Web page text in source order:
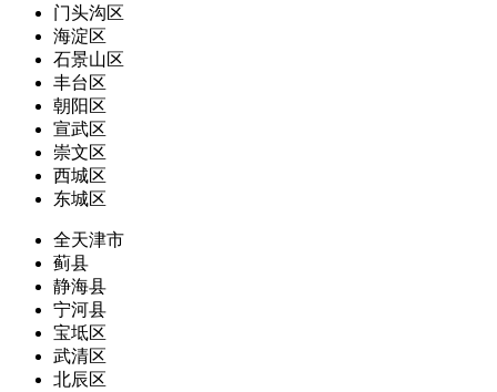
门头沟区
海淀区
石景山区
丰台区
朝阳区
宣武区
崇文区
西城区
东城区
全天津市
蓟县
静海县
宁河县
宝坻区
武清区
北辰区